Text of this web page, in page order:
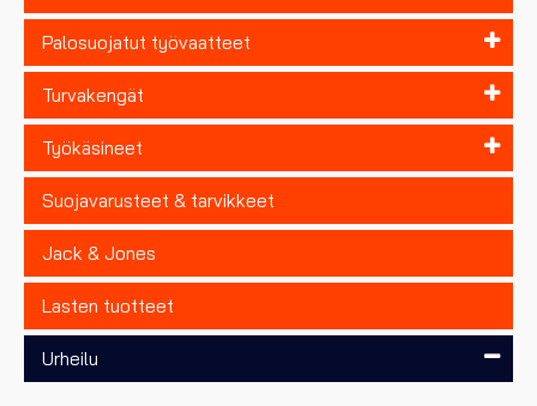
Palosuojatut työvaatteet
Turvakengät
Työkäsineet
Suojavarusteet & tarvikkeet
Jack & Jones
Lasten tuotteet
Urheilu